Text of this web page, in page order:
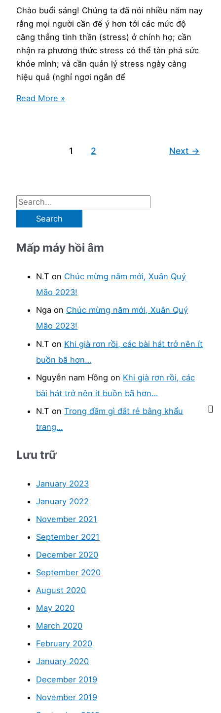
thêm
mà
thôi
Chào buổi sáng! Chúng ta đã nói nhiều năm nay
rằng mọi người cần để ý hơn tới các mức độ
căng thẳng tinh thần (stress) ở chính họ; cần
nhận ra phương thức stress có thể tàn phá sức
khỏe mình; và cần quản lý stress ngày càng
hiệu quả (nghỉ ngơi ngắn để
Chào
bản
cũng
stress
của
Read More »
1 2 Next →
S
r
Mấp máy hồi âm
N.T on Chúc mừng năm mới, Xuân Quý
Mão 2023!
Nga on Chúc mừng năm mới, Xuân Quý
Mão 2023!
N.T on Khi già rơn rồi, các bài hát trở nên ít
buồn bã hơn…
Nguyễn nam Hồng on Khi già rơn rồi, các
bài hát trở nên ít buồn bã hơn…
N.T onTrong đầm gì đắt rẻ bằng khẩu
trang…
Lưu trữ
January 2023
January 2022
November 2021
September 2021
December 2020
September 2020
August 2020
May 2020
March 2020
February 2020
January 2020
December 2019
November 2019